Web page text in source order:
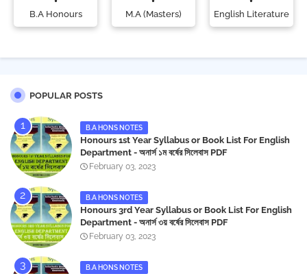
B.A Honours M.A (Masters) English Literature
POPULAR POSTS
B.A HONS NOTES
Honours 1st Year Syllabus or Book List For English
Department - অনার্স ১ম বর্ষের সিলেবাস PDF
February 03, 2023
B.A HONS NOTES
Honours 3rd Year Syllabus or Book List For English
Department - অনার্স ৩য় বর্ষের সিলেবাস PDF
February 03, 2023
B.A HONS NOTES